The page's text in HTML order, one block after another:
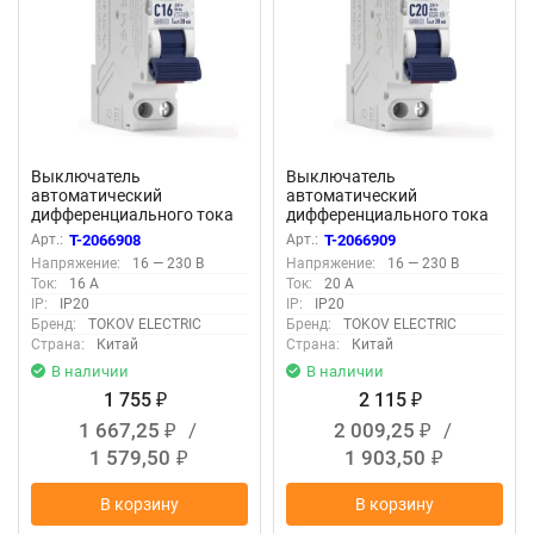
Выключатель
автоматический
дифференциального тока
2п (1P+N) C 16А 30мА тип
AС 6кА PRIZMA 18мм
TOKOV ELECTRIC TKE-PZ60-
RCBO-1-16-30-AС
Арт.: T-2066908
Напряжение:
16 — 230 В
Ток:
16 А
IP:
IP20
Бренд:
TOKOV ELECTRIC
Страна:
Китай
В наличии
1 755 ₽
1 667,25 ₽
/
1 579,50 ₽
В корзину
Выключатель
автоматический
дифференциального тока
2п (1P+N) C 20А 30мА тип
AС 6кА PRIZMA 18мм
TOKOV ELECTRIC TKE-PZ60-
RCBO-1-20-30-AС
Арт.: T-2066909
Напряжение:
16 — 230 В
Ток:
20 А
IP:
IP20
Бренд:
TOKOV ELECTRIC
Страна:
Китай
В наличии
2 115 ₽
2 009,25 ₽
/
1 903,50 ₽
В корзину